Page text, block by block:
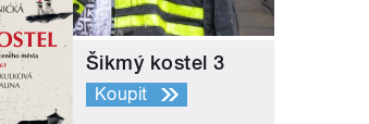
Šikmý kostel 3
Koupit